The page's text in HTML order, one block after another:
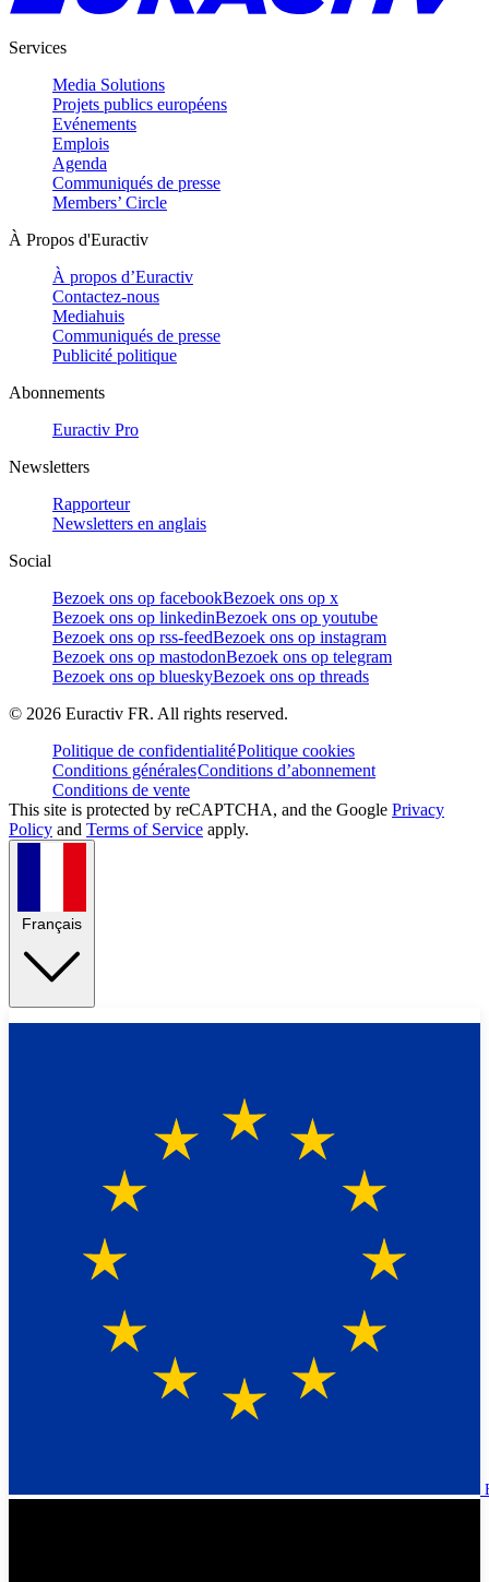
Services
Media Solutions
Projets publics européens
Evénements
Emplois
Agenda
Communiqués de presse
Members’ Circle
À Propos d'Euractiv
À propos d’Euractiv
Contactez-nous
Mediahuis
Communiqués de presse
Publicité politique
Abonnements
Euractiv Pro
Newsletters
Rapporteur
Newsletters en anglais
Social
Bezoek ons op facebookBezoek ons op x
Bezoek ons op linkedinBezoek ons op youtube
Bezoek ons op rss-feedBezoek ons op instagram
Bezoek ons op mastodonBezoek ons op telegram
Bezoek ons op blueskyBezoek ons op threads
© 2026 Euractiv FR. All rights reserved.
Politique de confidentialitéPolitique cookies
Conditions généralesConditions d’abonnement
Conditions de vente
This site is protected by reCAPTCHA, and the Google Privacy
Policy and Terms of Service apply.
Français